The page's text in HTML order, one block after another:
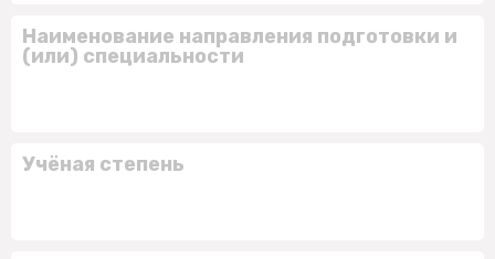
Наименование направления подготовки и
(или) специальности
Учёная степень